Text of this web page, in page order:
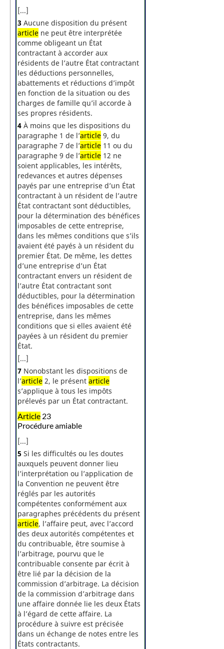
[...]
3 Aucune disposition du présent
article ne peut être interprétée
comme obligeant un État
contractant à accorder aux
résidents de l’autre État contractant
les déductions personnelles,
abattements et réductions d’impôt
en fonction de la situation ou des
charges de famille qu’il accorde à
ses propres résidents.
4 À moins que les dispositions du
paragraphe 1 de l’article 9, du
paragraphe 7 de l’article 11 ou du
paragraphe 9 de l’article 12 ne
soient applicables, les intérêts,
redevances et autres dépenses
payés par une entreprise d’un État
contractant à un résident de l’autre
État contractant sont déductibles,
pour la détermination des bénéfices
imposables de cette entreprise,
dans les mêmes conditions que s’ils
avaient été payés à un résident du
premier État. De même, les dettes
d’une entreprise d’un État
contractant envers un résident de
l’autre État contractant sont
déductibles, pour la détermination
des bénéfices imposables de cette
entreprise, dans les mêmes
conditions que si elles avaient été
payées à un résident du premier
État.
[...]
7 Nonobstant les dispositions de
l’article 2, le présent article
s’applique à tous les impôts
prélevés par un État contractant.
Article 23
Procédure amiable
[...]
5 Si les difficultés ou les doutes
auxquels peuvent donner lieu
l’interprétation ou l’application de
la Convention ne peuvent être
réglés par les autorités
compétentes conformément aux
paragraphes précédents du présent
article, l’affaire peut, avec l’accord
des deux autorités compétentes et
du contribuable, être soumise à
l’arbitrage, pourvu que le
contribuable consente par écrit à
être lié par la décision de la
commission d’arbitrage. La décision
de la commission d’arbitrage dans
une affaire donnée lie les deux États
à l’égard de cette affaire. La
procédure à suivre est précisée
dans un échange de notes entre les
États contractants.